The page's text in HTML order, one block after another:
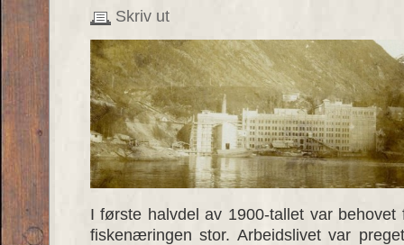
Skriv ut
I første halvdel av 1900-tallet var
fiskenæringen stor. Arbeidslivet var